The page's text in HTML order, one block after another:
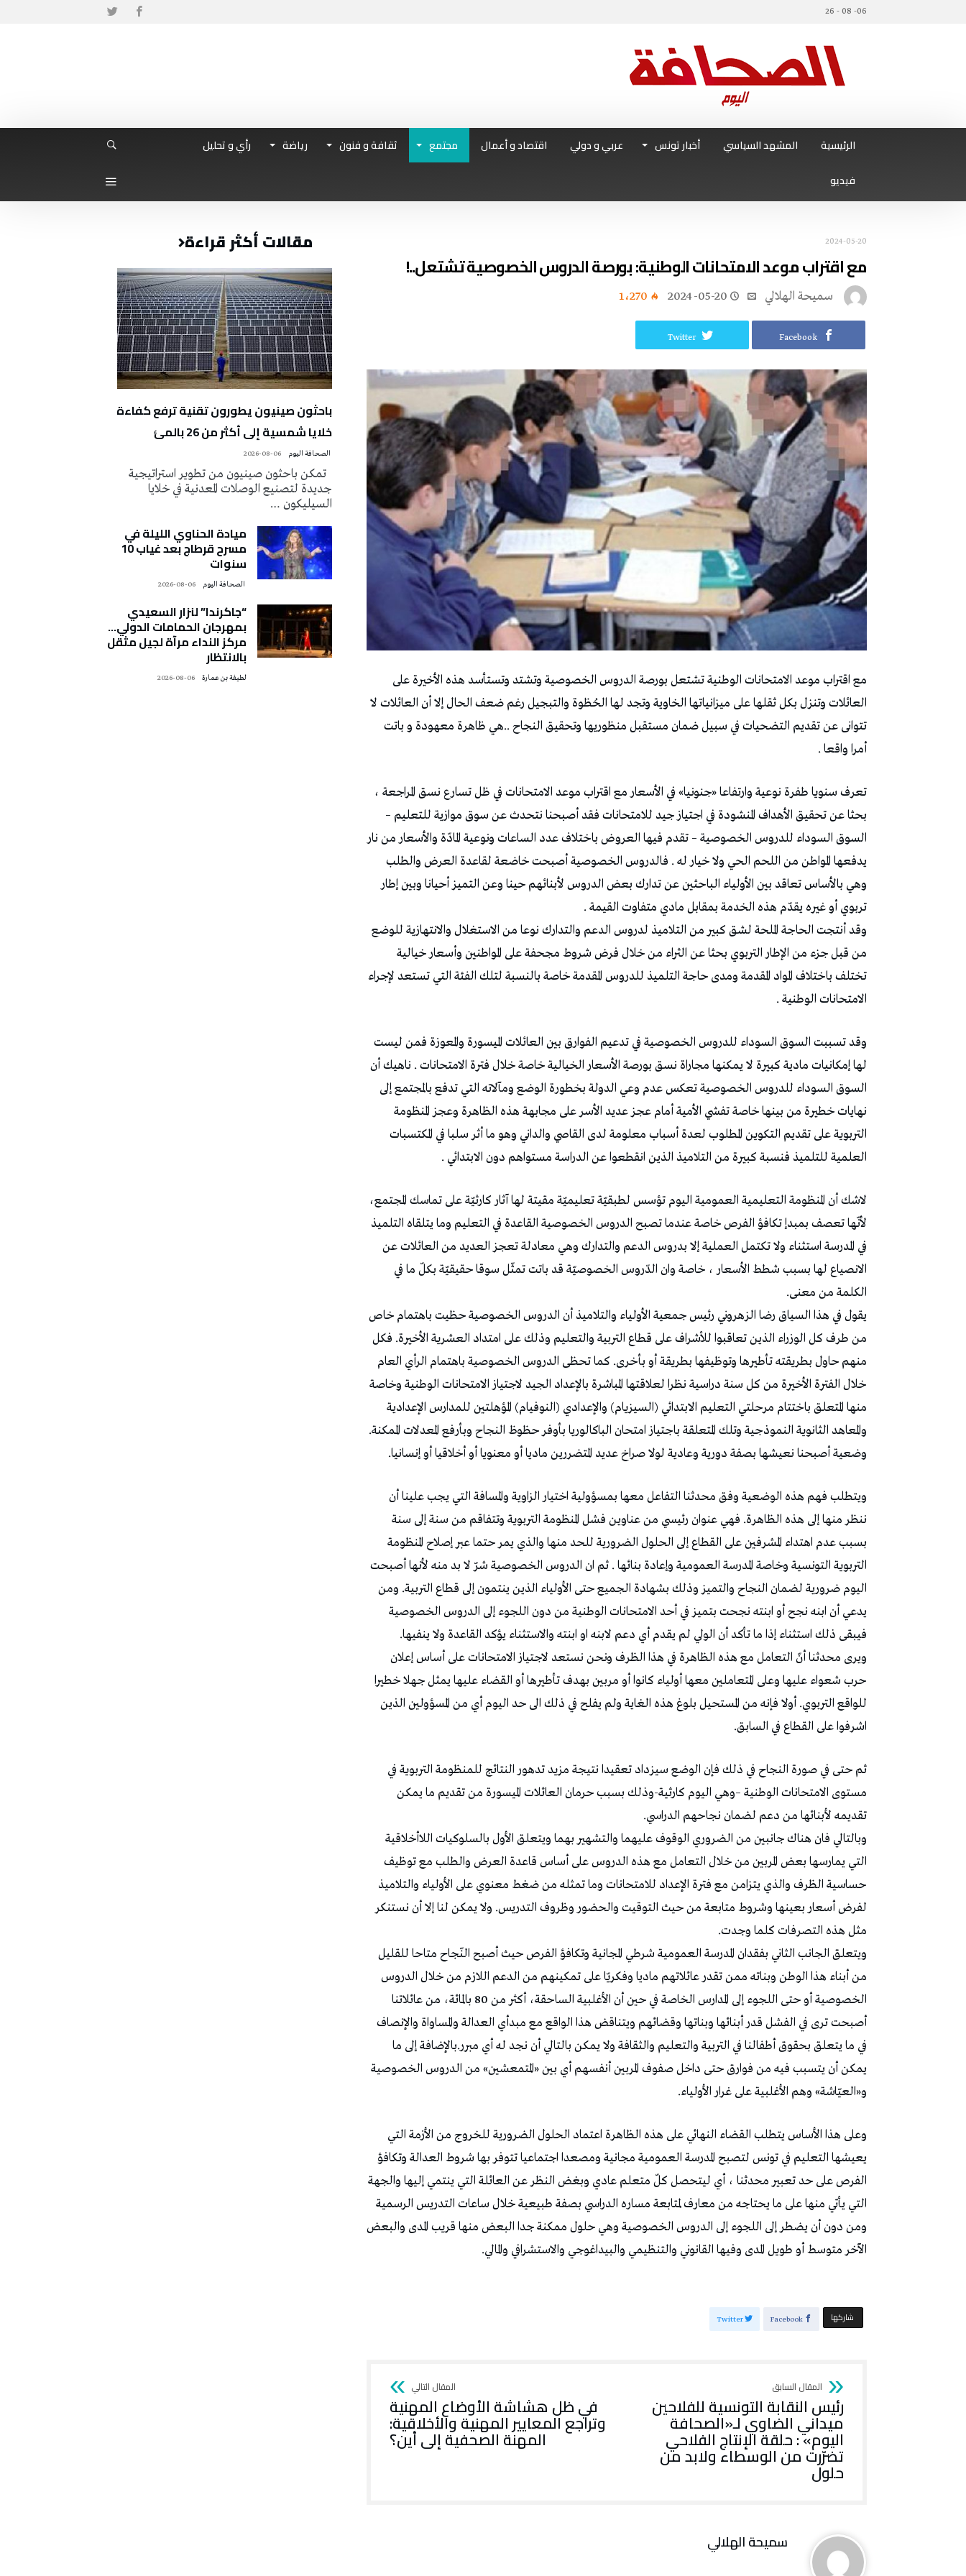
06- 08 - 26
الرئيسية المشهد السياسي أخبار تونس عربي و دولي اقتصاد و أعمال مجتمع ثقافة و فنون رياضة
رأي و تحليل
فيديو
2024-05-20
مع اقتراب موعد الامتحانات الوطنية: بورصة الدروس الخصوصية تشتعل..!
سميحة الهلالي 2024-05-20 1٬270
Facebook
Twitter
مع اقتراب موعد الامتحانات الوطنية تشتعل بورصة الدروس الخصوصية وتشتد وتستأسد هذه الأخيرة على
العائلات وتنزل بكل ثقلها على ميزانياتها الخاوية وتجد لها الحُظوة والتبجيل رغم ضعف الحال إلا أن العائلات لا
تتوانى عن تقديم التضحيات في سبيل ضمان مستقبل منظوريها وتحقيق النجاح ..هي ظاهرة معهودة و باتت
أمرا واقعا .
تعرف سنويا طفرة نوعية وارتفاعا «جنونيا» في الأسعار مع اقتراب موعد الامتحانات في ظل تسارع نسق المراجعة ،
بحثا عن تحقيق الأهداف المنشودة في اجتياز جيد للامتحانات فقد أصبحنا نتحدث عن سوق موازية للتعليم –
السوق السوداء للدروس الخصوصية – تقدم فيها العروض باختلاف عدد الساعات ونوعية المادّة والأسعار من نار
يدفعها المواطن من اللحم الحي ولا خيار له . فالدروس الخصوصية أصبحت خاضعة لقاعدة العرض والطلب
وهي بالأساس تعاقد بين الأولياء الباحثين عن تدارك بعض الدروس لأبنائهم حينا وعن التميز أحيانا وبين إطار
تربوي أو غيره يقدّم هذه الخدمة بمقابل مادي متفاوت القيمة .
وقد أنتجت الحاجة الملحة لشق كبير من التلاميذ لدروس الدعم والتدارك نوعا من الاستغلال والانتهازية للوضع
من قبل جزء من الإطار التربوي بحثا عن الثراء من خلال فرض شروط مجحفة على المواطنين وأسعار خيالية
تختلف باختلاف المواد المقدمة ومدى حاجة التلميذ للدروس المقدمة خاصة بالنسبة لتلك الفئة التي تستعد لإجراء
الامتحانات الوطنية .
وقد تسببت السوق السوداء للدروس الخصوصية في تدعيم الفوارق بين العائلات الميسورة والمعوزة فمن ليست
لها إمكانيات مادية كبيرة لا يمكنها مجاراة نسق بورصة الأسعار الخيالية خاصة خلال فترة الامتحانات . ناهيك أن
السوق السوداء للدروس الخصوصية تعكس عدم وعي الدولة بخطورة الوضع ومآلاته التي تدفع بالمجتمع إلى
نهايات خطيرة من بينها خاصة تفشي الأمية أمام عجز عديد الأسر على مجابهة هذه الظاهرة وعجز المنظومة
التربوية على تقديم التكوين المطلوب لعدة أسباب معلومة لدى القاصي والداني وهو ما أثر سلبا في المكتسبات
العلمية للتلميذ فنسبة كبيرة من التلاميذ الذين انقطعوا عن الدراسة مستواهم دون الابتدائي .
لاشك أن المنظومة التعليمية العمومية اليوم تؤسس لطبقيّة تعليميّة مقيتة لها آثار كارثيّة على تماسك المجتمع،
لأنّها تعصف بمبدإ تكافؤ الفرص خاصة عندما تصبح الدروس الخصوصية القاعدة في التعليم وما يتلقاه التلميذ
في المدرسة استثناء ولا تكتمل العملية إلا بدروس الدعم والتدارك وهي معادلة تعجز العديد من العائلات عن
الانصياع لها بسبب شطط الأسعار ، خاصة وان الدّروس الخصوصيّة قد باتت تمثّل سوقا حقيقيّة بكلّ ما في
الكلمة من معنى.
يقول في هذا السياق رضا الزهروني رئيس جمعية الأولياء والتلاميذ أن الدروس الخصوصية حظيت باهتمام خاص
من طرف كل الوزراء الذين تعاقبوا للأشراف على قطاع التربية والتعليم وذلك على امتداد العشرية الأخيرة. فكل
منهم حاول بطريقته تأطيرها وتوظيفها بطريقة أو بأخرى. كما تحظى الدروس الخصوصية باهتمام الرأي العام
خلال الفترة الأخيرة من كل سنة دراسية نظرا لعلاقتها المباشرة بالإعداد الجيد لاجتياز الامتحانات الوطنية وخاصة
منها المتعلق باختتام مرحلتي التعليم الابتدائي (السيزيام) والإعدادي (النوفيام) المؤهلتين للمدارس الإعدادية
والمعاهد الثانوية النموذجية وتلك المتعلقة باجتياز امتحان الباكالوريا بأوفر حظوظ النجاح وبأرفع المعدلات الممكنة.
وضعية أصبحنا نعيشها بصفة دورية وعادية لولا صراخ عديد المتضررين ماديا أو معنويا أو أخلاقيا أو إنسانيا.
ويتطلب فهم هذه الوضعية وفق محدثنا التفاعل معها بمسؤولية اختيار الزاوية والمسافة التي يجب علينا أن
ننظر منها إلى هذه الظاهرة. فهي عنوان رئيسي من عناوين فشل المنظومة التربوية وتتفاقم من سنة إلى سنة
بسبب عدم اهتداء المشرفين على القطاع إلى الحلول الضرورية للحد منها والذي يمر حتما عبر إصلاح المنظومة
التربوية التونسية وخاصة المدرسة العمومية وإعادة بنائها . ثم ان الدروس الخصوصية شرّ لا بد منه لأنها أصبحت
اليوم ضرورية لضمان النجاح والتميز وذلك بشهادة الجميع حتى الأولياء الذين ينتمون إلى قطاع التربية. ومن
يدعي أن ابنه نجح أو ابنته نجحت بتميز في أحد الامتحانات الوطنية من دون اللجوء إلى الدروس الخصوصية
فيبقى ذلك استثناء إذا ما تأكد أن الولي لم يقدم أي دعم لابنه او ابنته والاستثناء يؤكد القاعدة ولا ينفيها.
ويرى محدثنا أنّ التعامل مع هذه الظاهرة في هذا الظرف ونحن نستعد لاجتياز الامتحانات على أساس إعلان
حرب شعواء عليها وعلى المتعاملين معها أولياء كانوا أو مربين بهدف تأطيرها أو القضاء عليها يمثل جهلا خطيرا
للواقع التربوي. أولا فإنه من المستحيل بلوغ هذه الغاية ولم يفلح في ذلك الى حد اليوم أي من المسؤولين الذين
اشرفوا على القطاع في السابق.
ثم حتى في صورة النجاح في ذلك فإن الوضع سيزداد تعقيدا نتيجة مزيد تدهور النتائج للمنظومة التربوية في
مستوى الامتحانات الوطنية –وهي اليوم كارثية-وذلك بسبب حرمان العائلات الميسورة من تقديم ما يمكن
تقديمه لأبنائها من دعم لضمان نجاحهم الدراسي.
وبالتالي فان هناك جانبين من الضروري الوقوف عليهما والتشهير بهما ويتعلق الأول بالسلوكيات اللاأخلاقية
التي يمارسها بعض المربين من خلال التعامل مع هذه الدروس على أساس قاعدة العرض والطلب مع توظيف
حساسية الظرف والذي يتزامن مع فترة الإعداد للامتحانات وما تمثله من ضغط معنوي على الأولياء والتلاميذ
لفرض أسعار بعينها وشروط متابعة من حيث التوقيت والحضور وظروف التدريس. ولا يمكن لنا إلا أن نستنكر
مثل هذه التصرفات كلما وجدت.
ويتعلق الجانب الثاني بفقدان المدرسة العمومية شرطي المجانية وتكافؤ الفرص حيث أصبح النّجاح متاحا للقليل
من أبناء هذا الوطن وبناته ممن تقدر عائلاتهم ماديا وفكريّا على تمكينهم من الدعم اللازم من خلال الدروس
الخصوصية أو حتى اللجوء إلى المدارس الخاصة في حين أن الأغلبية الساحقة، أكثر من 80 بالمائة، من عائلاتنا
أصبحت ترى في الفشل قدر أبنائها وبناتها وقضائهم ويتناقض هذا الواقع مع مبدأي العدالة والمساواة والإنصاف
في ما يتعلق بحقوق أطفالنا في التربية والتعليم والثقافة ولا يمكن بالتالي أن نجد له أي مبرر.بالإضافة إلى ما
يمكن أن يتسبب فيه من فوارق حتى داخل صفوف المربين أنفسهم أي بين «المتمعشين» من الدروس الخصوصية
و«العيّاشة» وهم الأغلبية على غرار الأولياء.
وعلى هذا الأساس يتطلب القضاء النهائي على هذه الظاهرة اعتماد الحلول الضرورية للخروج من الأزمة التي
يعيشها التعليم في تونس لتصبح المدرسة العمومية مجانية ومصعدا اجتماعيا تتوفر بها شروط العدالة وتكافؤ
الفرص على حد تعبير محدثنا ، أي ليتحصل كلّ متعلم عادي وبغض النظر عن العائلة التي ينتمي إليها والجهة
التي يأتي منها على ما يحتاجه من معارف لمتابعة مساره الدراسي بصفة طبيعية خلال ساعات التدريس الرسمية
ومن دون أن يضطر إلى اللجوء إلى الدروس الخصوصية وهي حلول ممكنة جدا البعض منها قريب المدى والبعض
الآخر متوسط أو طويل المدى وفيها القانوني والتنظيمي والبيداغوجي والاستشرافي والمالي.
‫‫ شاركها‬ Facebook
Twitter
رئيس النقابة التونسية للفلاحين
ميداني الضاوي لـ«الصحافة
اليوم» : حلقة الإنتاج الفلاحي
تضرّرت من الوسطاء ولابد من
حلول
في ظل هشاشة الأوضاع المهنية
وتراجع المعايير المهنية والأخلاقية:
المهنة الصحفية إلى أين؟
سميحة الهلالي
مقالات أكثر قراءة
باحثون صينيون يطورون تقنية ترفع كفاءة
خلايا شمسية إلى أكثر من 26 بالمئ
2026-08-06
تمكن باحثون صينيون من تطوير استراتيجية
جديدة لتصنيع الوصلات المعدنية في خلايا
السيليكون …
ميادة الحناوي الليلة في
مسرح قرطاج بعد غياب 10
سنوات
2026-08-06
“جاكرندا” لنزار السعيدي
بمهرجان الحمامات الدولي…
مركز النداء مرآة لجيل مثقل
بالانتظار
لطيفة بن عمارة 2026-08-06